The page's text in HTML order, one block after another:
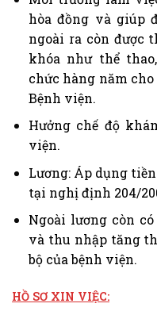
hòa đồng và giúp
ngoài ra còn được
khóa như thể
chức hàng năm
Bệnh viện.
Hưởng chế độ
viện.
Lương: Áp dụng
tại nghị định 204/
Ngoài lương còn
và thu nhập tăng
bộ của bệnh viện.
HỒ SƠ XIN VIỆC: